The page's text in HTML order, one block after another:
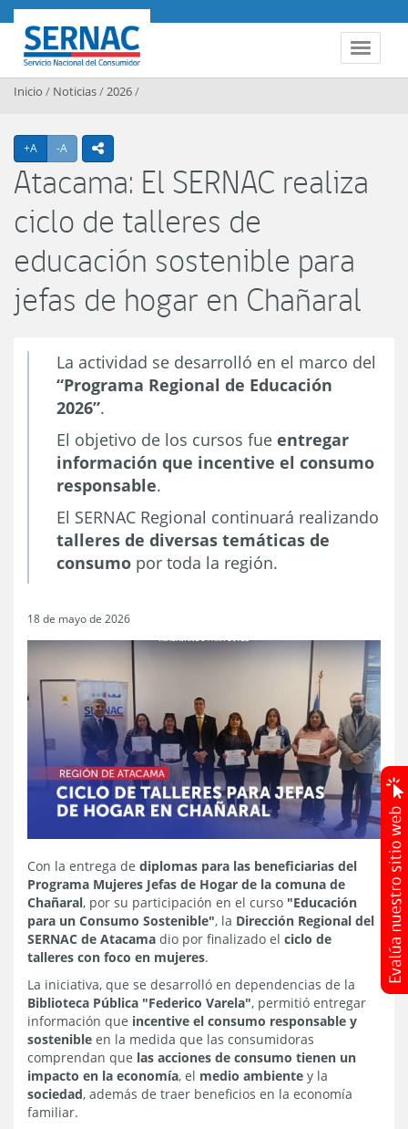
Contenido principal
Toggle
SERNAC
Inicio / Noticias/2026/
+A Agrandar texto
-A Achicar textoicono compartir
Atacama: El SERNAC realiza
ciclo de talleres de
educación sostenible para
jefas de hogar en Chañaral
La actividad se desarrolló en el marco del
“Programa Regional de Educación
2026”.
El objetivo de los cursos fue entregar
información que incentive el consumo
responsable.
El SERNAC Regional continuará realizando
talleres de diversas temáticas de
consumo por toda la región.
18 de mayo de 2026
Con la entrega de diplomas para las beneficiarias del
Programa Mujeres Jefas de Hogar de la comuna de
Chañaral, por su participación en el curso "Educación
para un Consumo Sostenible", la Dirección Regional del
SERNAC de Atacama dio por finalizado el ciclo de
talleres con foco en mujeres.
La iniciativa, que se desarrolló en dependencias de la
Biblioteca Pública "Federico Varela", permitió entregar
información que incentive el consumo responsable y
sostenible en la medida que las consumidoras
comprendan que las acciones de consumo tienen un
impacto en la economía, el medio ambiente y la
sociedad, además de traer beneficios en la economía
familiar.